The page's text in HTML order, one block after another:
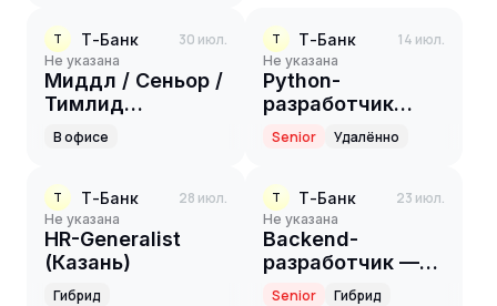
Т Т-Банк 30 июл.
Не указана
Миддл / Сеньор /
Тимлид
Продуктовый
аналитик
В офисе
Т Т-Банк 14 июл.
Не указана
Python-
разработчик
(Senior)
Senior Удалённо
Т Т-Банк 28 июл.
Не указана
HR-Generalist
(Казань)
Гибрид
Т Т-Банк 23 июл.
Не указана
Backend-
разработчик —
Java (Авто.ру)
Senior Гибрид